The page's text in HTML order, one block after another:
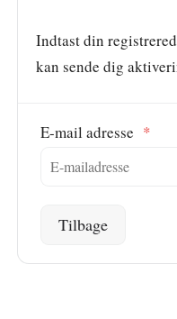
Indtast din
kan sende dig
E-mail adresse *
Tilbage